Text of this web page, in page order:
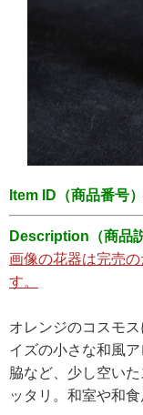
Item ID（商品番号）
Description（商品
画像の花器は完売
す。
オレンジのコスモ
イズの小さな和風
脇など、少し空い
ッタリ。和室や和